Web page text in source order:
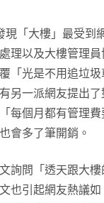
現「大樓」最受到
理以及大樓管理員
「光是不用追垃圾
另一派網友提出了
每個月都有管理費
會多了筆開銷。
詢問「透天跟大樓
也引起網友熱議如